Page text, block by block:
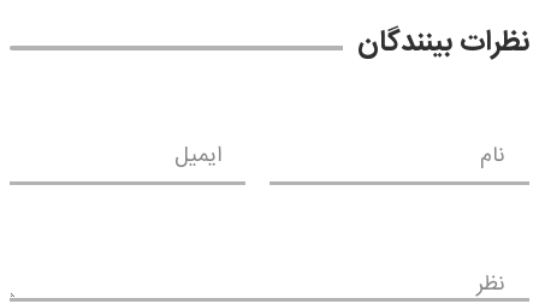
نظرات بینندگان
نام ایمیل
نظر